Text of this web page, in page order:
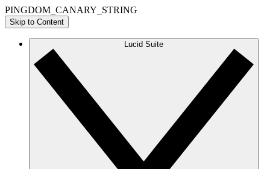
PINGDOM_CANARY_STRING
Skip to Content
Lucid Suite